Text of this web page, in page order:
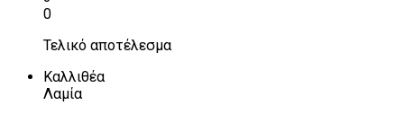
0
Τελικό αποτέλεσμα
Καλλιθέα
Λαμία